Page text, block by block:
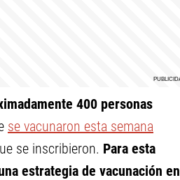
400 personas
se vacunaron esta semana
se inscribieron. Para esta
estrategia de vacunación en